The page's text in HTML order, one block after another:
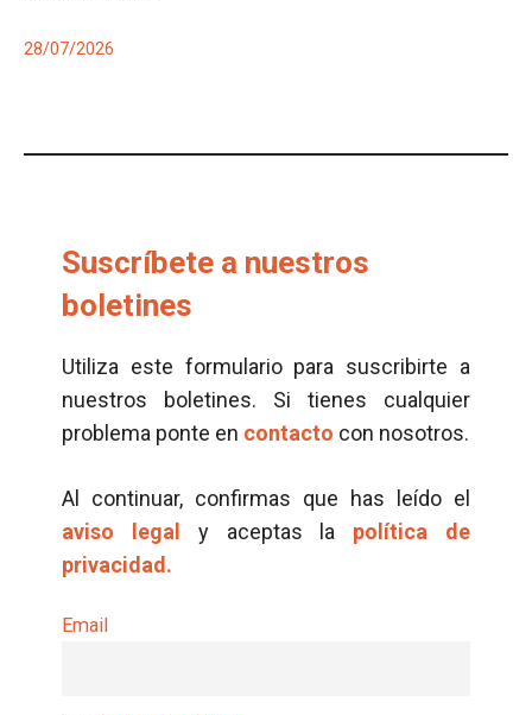
28/07/2026
Suscríbete a nuestros
boletines
Utiliza este formulario para suscribirte a
nuestros boletines. Si tienes cualquier
problema ponte en contacto con nosotros.
Al continuar, confirmas que has leído el
aviso legal
y aceptas la política de
privacidad.
Email